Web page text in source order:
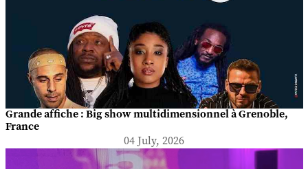
Grande affiche : Big show multidimensionnel à Grenoble,
France
04 July, 2026